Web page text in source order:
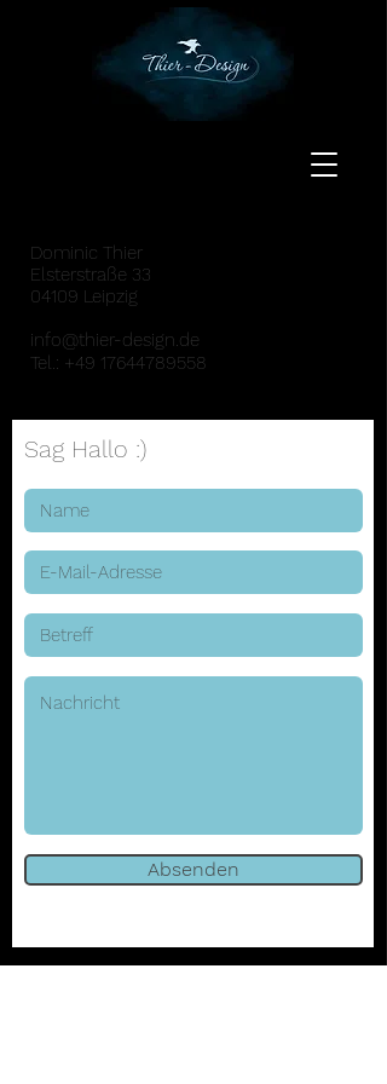
Dominic Thier
Elsterstraße 33
04109 Leipzig
info@thier-design.de
Tel.: +49 17644789558
Sag Hallo :)
Absenden